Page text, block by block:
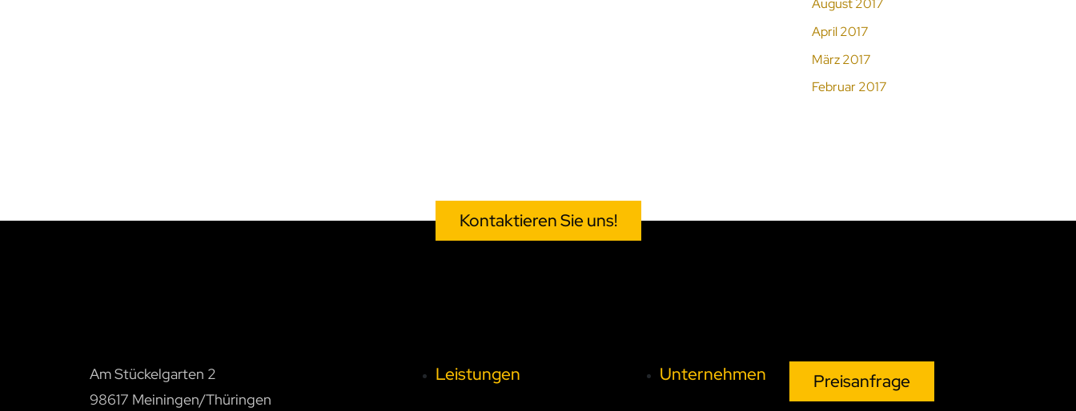
August 2017
April 2017
März 2017
Februar 2017
Kontaktieren Sie uns!
Am Stückelgarten 2
98617 Meiningen/Thüringen
Leistungen Unternehmen Preisanfrage